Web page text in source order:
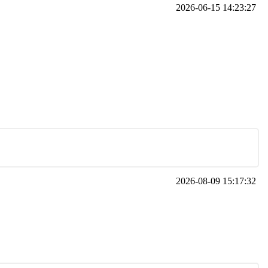
2026-06-15 14:23:27
2026-08-09 15:17:32